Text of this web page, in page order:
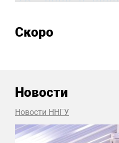
Скоро
Новости
Новости ННГУ